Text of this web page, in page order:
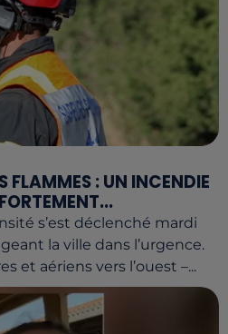
FLAMMES : UN INCENDIE
s’est déclenché mardi
la ville dans l’urgence.
et aériens vers l’ouest –...